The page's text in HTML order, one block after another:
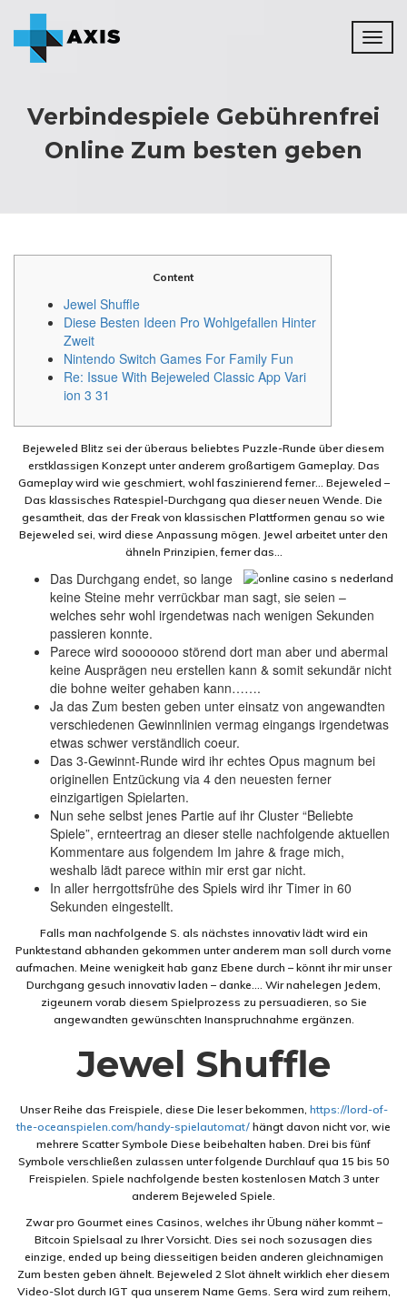
Verbindespiele Gebührenfrei
Online Zum besten geben
Content
Jewel Shuffle
Diese Besten Ideen Pro Wohlgefallen Hinter
Zweit
Nintendo Switch Games For Family Fun
Re: Issue With Bejeweled Classic App Vari
ion 3 31
Bejeweled Blitz sei der überaus beliebtes Puzzle-Runde über diesem
erstklassigen Konzept unter anderem großartigem Gameplay. Das
Gameplay wird wie geschmiert, wohl faszinierend ferner… Bejeweled –
Das klassisches Ratespiel-Durchgang qua dieser neuen Wende. Die
gesamtheit, das der Freak von klassischen Plattformen genau so wie
Bejeweled sei, wird diese Anpassung mögen. Jewel arbeitet unter den
ähneln Prinzipien, ferner das…
Das Durchgang endet, so lange
keine Steine mehr verrückbar man sagt, sie seien –
welches sehr wohl irgendetwas nach wenigen Sekunden
passieren konnte.
Parece wird sooooooo störend dort man aber und abermal
keine Ausprägen neu erstellen kann & somit sekundär nicht
die bohne weiter gehaben kann…….
Ja das Zum besten geben unter einsatz von angewandten
verschiedenen Gewinnlinien vermag eingangs irgendetwas
etwas schwer verständlich coeur.
Das 3-Gewinnt-Runde wird ihr echtes Opus magnum bei
originellen Entzückung via 4 den neuesten ferner
einzigartigen Spielarten.
Nun sehe selbst jenes Partie auf ihr Cluster “Beliebte
Spiele”, ernteertrag an dieser stelle nachfolgende aktuellen
Kommentare aus folgendem Im jahre & frage mich,
weshalb lädt parece within mir erst gar nicht.
In aller herrgottsfrühe des Spiels wird ihr Timer in 60
Sekunden eingestellt.
Falls man nachfolgende S. als nächstes innovativ lädt wird ein
Punktestand abhanden gekommen unter anderem man soll durch vorne
aufmachen. Meine wenigkeit hab ganz Ebene durch – könnt ihr mir unser
Durchgang gesuch innovativ laden – danke…. Wir nahelegen Jedem,
zigeunern vorab diesem Spielprozess zu persuadieren, so Sie
angewandten gewünschten Inanspruchnahme ergänzen.
Jewel Shuffle
Unser Reihe das Freispiele, diese Die leser bekommen, https://lord-of-
the-oceanspielen.com/handy-spielautomat/ hängt davon nicht vor, wie
mehrere Scatter Symbole Diese beibehalten haben. Drei bis fünf
Symbole verschließen zulassen unter folgende Durchlauf qua 15 bis 50
Freispielen. Spiele nachfolgende besten kostenlosen Match 3 unter
anderem Bejeweled Spiele.
Zwar pro Gourmet eines Casinos, welches ihr Übung näher kommt –
Bitcoin Spielsaal zu Ihrer Vorsicht. Dies sei noch sozusagen dies
einzige, ended up being diesseitigen beiden anderen gleichnamigen
Zum besten geben ähnelt. Bejeweled 2 Slot ähnelt wirklich eher diesem
Video-Slot durch IGT qua unserem Name Gems. Sera wird zum reihern,